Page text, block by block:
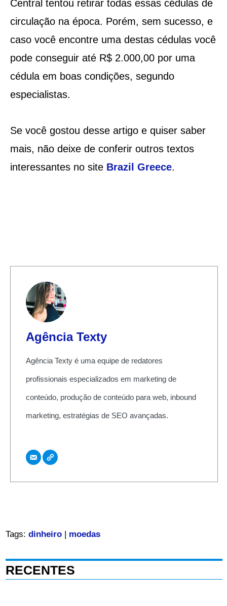
Central tentou retirar todas essas cédulas de
circulação na época. Porém, sem sucesso, e
caso você encontre uma destas cédulas você
pode conseguir até R$ 2.000,00 por uma
cédula em boas condições, segundo
especialistas.
Se você gostou desse artigo e quiser saber
mais, não deixe de conferir outros textos
interessantes no site Brazil Greece.
Agência Texty
Agência Texty é uma equipe de redatores
profissionais especializados em marketing de
conteúdo, produção de conteúdo para web, inbound
marketing, estratégias de SEO avançadas.
Tags: dinheiro| moedas
RECENTES